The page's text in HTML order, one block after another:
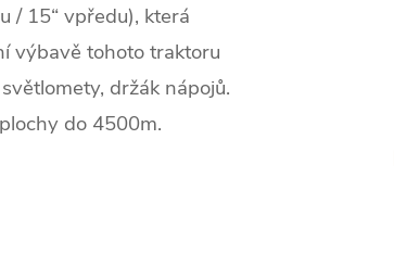
/ 15“ vpředu), která
výbavě tohoto traktoru
držák nápojů.
do 4500m.